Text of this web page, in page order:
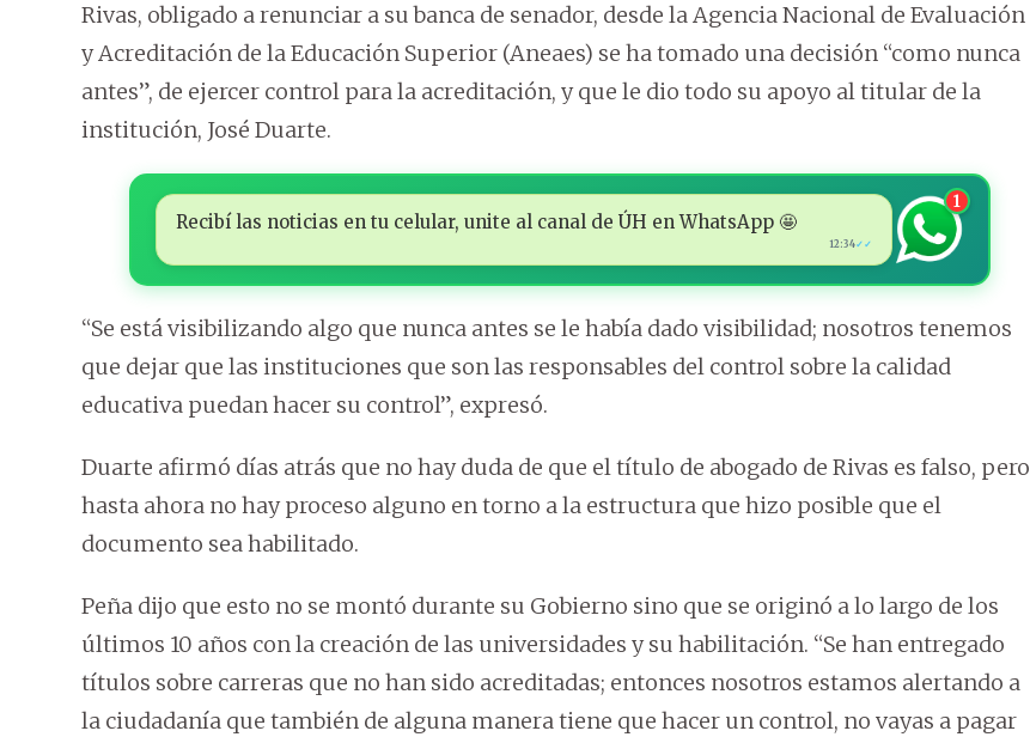
Rivas, obligado a renunciar a su banca de senador, desde la Agencia Nacional de Evaluación
y Acreditación de la Educación Superior (Aneaes) se ha tomado una decisión “como nunca
antes”, de ejercer control para la acreditación, y que le dio todo su apoyo al titular de la
institución, José Duarte.
Recibí las noticias en tu celular, unite al canal de ÚH en WhatsApp 🤩
12:34✓✓
1
“Se está visibilizando algo que nunca antes se le había dado visibilidad; nosotros tenemos
que dejar que las instituciones que son las responsables del control sobre la calidad
educativa puedan hacer su control”, expresó.
Duarte afirmó días atrás que no hay duda de que el título de abogado de Rivas es falso, pero
hasta ahora no hay proceso alguno en torno a la estructura que hizo posible que el
documento sea habilitado.
Peña dijo que esto no se montó durante su Gobierno sino que se originó a lo largo de los
últimos 10 años con la creación de las universidades y su habilitación. “Se han entregado
títulos sobre carreras que no han sido acreditadas; entonces nosotros estamos alertando a
la ciudadanía que también de alguna manera tiene que hacer un control, no vayas a pagar